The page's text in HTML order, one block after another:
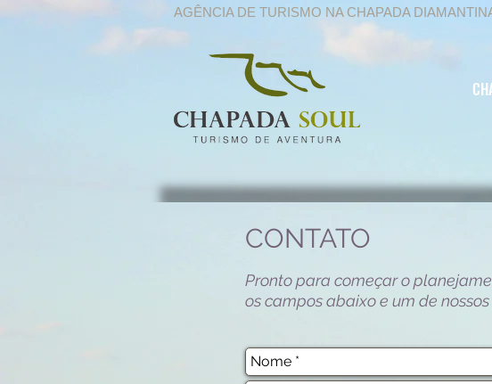
AGÊNCIA DE TURISMO NA CHAPADA
CONTATO
Pronto para começar o
os campos abaixo e um de